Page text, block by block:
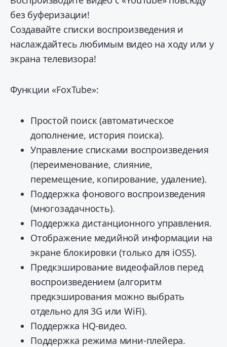
без буферизации!
Создавайте списки воспроизведения и
наслаждайтесь любимым видео на ходу или у
экрана телевизора!
Функции «FoxTube»:
Простой поиск (автоматическое
дополнение, история поиска).
Управление списками воспроизведения
(переименование, слияние,
перемещение, копирование, удаление).
Поддержка фонового воспроизведения
(многозадачность).
Поддержка дистанционного управления.
Отображение медийной информации на
экране блокировки (только для iOS5).
Предкэширование видеофайлов перед
воспроизведением (алгоритм
предкэширования можно выбрать
отдельно для 3G или WiFi).
Поддержка HQ-видео.
Поддержка режима мини-плейера.